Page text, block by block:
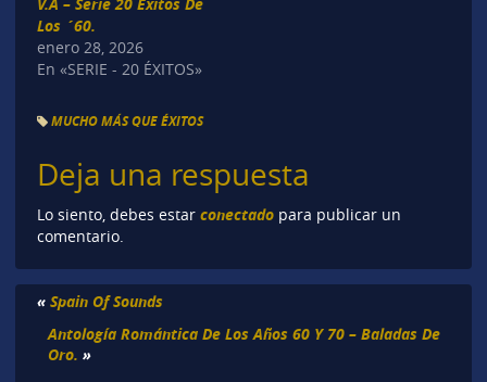
Los ´60.
enero 28, 2026
En «SERIE - 20 ÉXITOS»
MUCHO MÁS QUE ÉXITOS
Deja una respuesta
Lo siento, debes estar conectadopara publicar un
comentario.
« Spain Of Sounds
Antología Romántica De Los Años 60 Y 70 – Baladas De
Oro. »